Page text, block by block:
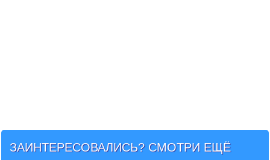
ЗАИНТЕРЕСОВАЛИСЬ? СМОТРИ ЕЩЁ